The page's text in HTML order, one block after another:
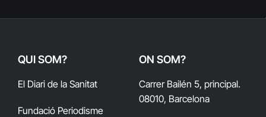
QUI SOM?
El Diari de la Sanitat
Fundació Periodisme
ON SOM?
Carrer Bailén 5, principal.
08010, Barcelona